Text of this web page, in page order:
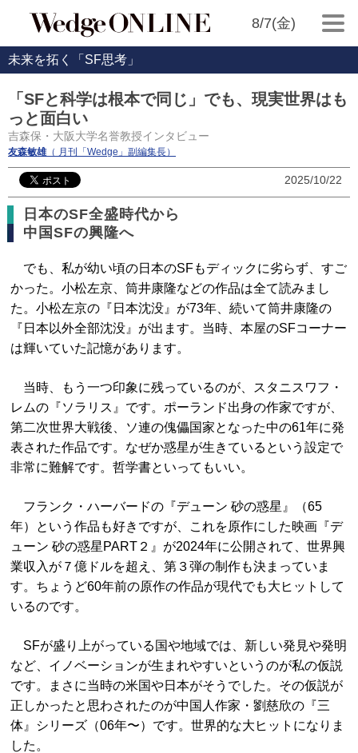
8/7(金)
未来を拓く「SF思考」
「SFと科学は根本で同じ」でも、現実世界はも
っと面白い
吉森保・大阪大学名誉教授インタビュー
友森敏雄（ 月刊「Wedge」副編集長）
2025/10/22
日本のSF全盛時代から
中国SFの興隆へ
でも、私が幼い頃の日本のSFもディックに劣らず、すご
かった。小松左京、筒井康隆などの作品は全て読みまし
た。小松左京の『日本沈没』が73年、続いて筒井康隆の
『日本以外全部沈没』が出ます。当時、本屋のSFコーナー
は輝いていた記憶があります。
当時、もう一つ印象に残っているのが、スタニスワフ・
レムの『ソラリス』です。ポーランド出身の作家ですが、
第二次世界大戦後、ソ連の傀儡国家となった中の61年に発
表された作品です。なぜか惑星が生きているという設定で
非常に難解です。哲学書といってもいい。
フランク・ハーバードの『デューン 砂の惑星』（65
年）という作品も好きですが、これを原作にした映画『デ
ューン 砂の惑星PART２』が2024年に公開されて、世界興
業収入が７億ドルを超え、第３弾の制作も決まっていま
す。ちょうど60年前の原作の作品が現代でも大ヒットして
いるのです。
SFが盛り上がっている国や地域では、新しい発見や発明
など、イノベーションが生まれやすいというのが私の仮説
です。まさに当時の米国や日本がそうでした。その仮説が
正しかったと思わされたのが中国人作家・劉慈欣の『三
体』シリーズ（06年〜）です。世界的な大ヒットになりま
した。